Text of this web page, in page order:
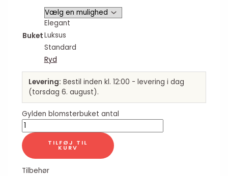
Buket
Elegant
Luksus
Standard
Ryd
Levering: Bestil inden kl. 12:00 - levering i dag
(torsdag 6. august).
Gylden blomsterbuket antal
TILFØJ TIL
KURV
Tilbehør